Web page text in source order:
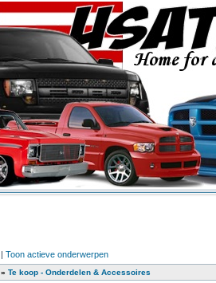
| Toon actieve onderwerpen
» Te koop - Onderdelen & Accessoires